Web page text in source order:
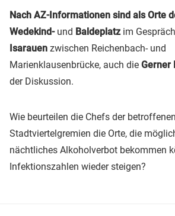
Nach AZ-Informationen sind als Orte
Wedekind-und Baldeplatzim
Isarauen zwischen Reichenbach- und
Marienklausenbrücke, auch die Gerner
der Diskussion.
Wie beurteilen die Chefs der betroffenen
Stadtviertelgremien die Orte, die
nächtliches Alkoholverbot bekommen
Infektionszahlen wieder steigen?